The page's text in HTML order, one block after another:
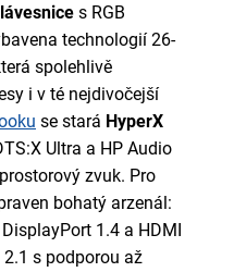
s RGB
technologií 26-
spolehlivě
i v té nejdivočejší
se stará HyperX
Ultra a HP Audio
zvuk. Pro
bohatý arzenál:
1.4 a HDMI
2.1 s podporou až